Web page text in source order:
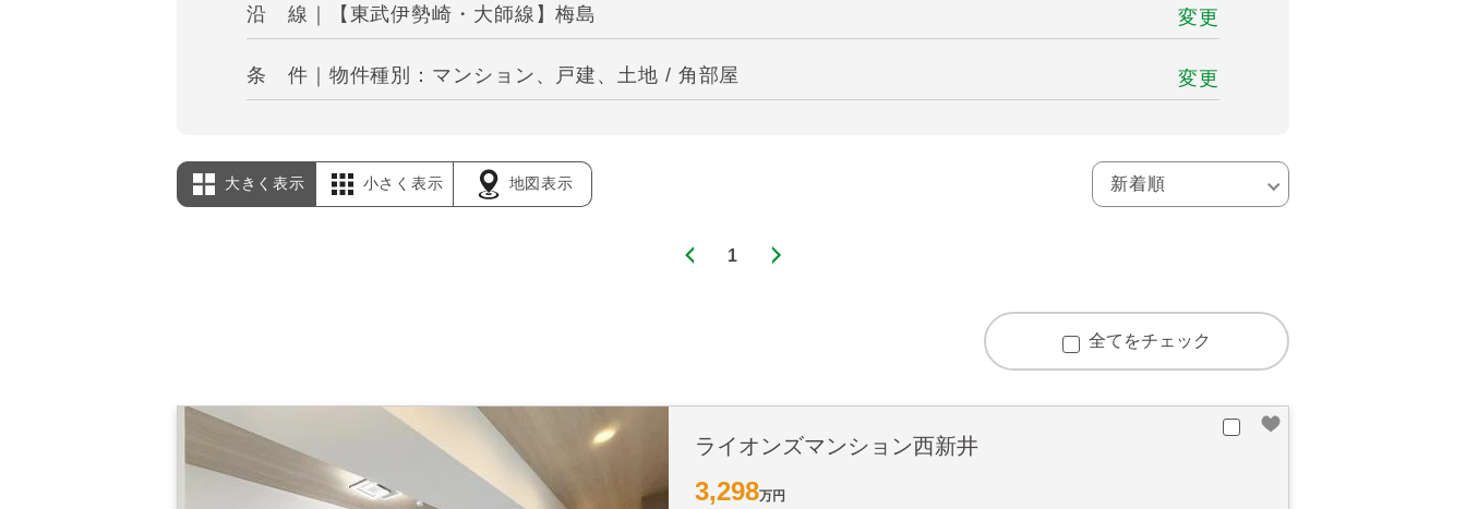
沿 線｜【東武伊勢崎・大師線】梅島 変更
条 件｜物件種別：マンション、戸建、土地 / 角部屋 変更
大きく表示 小さく表示 地図表示
1
全てをチェック
ライオンズマンション西新井
3,298万円